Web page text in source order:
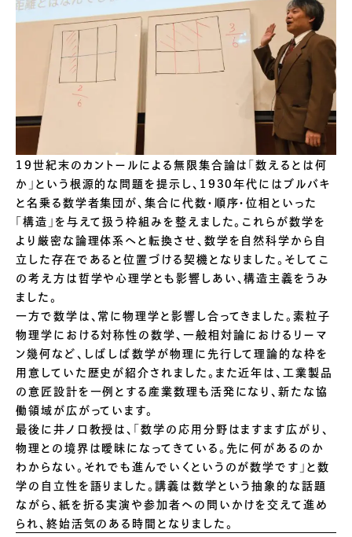
19世紀末のカントールによる無限集合論は「数えるとは何
か」という根源的な問題を提示し、1930年代にはブルバキ
と名乗る数学者集団が、集合に代数・順序・位相といった
「構造」を与えて扱う枠組みを整えました。これらが数学を
より厳密な論理体系へと転換させ、数学を自然科学から自
立した存在であると位置づける契機となりました。そしてこ
の考え方は哲学や心理学とも影響しあい、構造主義をうみ
ました。
一方で数学は、常に物理学と影響し合ってきました。素粒子
物理学における対称性の数学、一般相対論におけるリーマ
ン幾何など、しばしば数学が物理に先行して理論的な枠を
用意していた歴史が紹介されました。また近年は、工業製品
の意匠設計を一例とする産業数理も活発になり、新たな協
働領域が広がっています。
最後に井ノ口教授は、「数学の応用分野はますます広がり、
物理との境界は曖昧になってきている。先に何があるのか
わからない。それでも進んでいくというのが数学です」と数
学の自立性を語りました。講義は数学という抽象的な話題
ながら、紙を折る実演や参加者への問いかけを交えて進め
られ、終始活気のある時間となりました。